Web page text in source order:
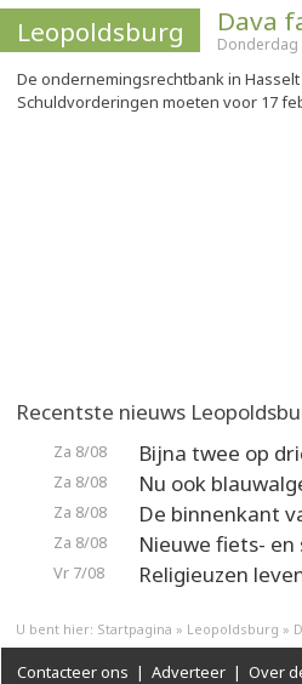
Leopoldsburg Dava
Donderdag
De ondernemingsrechtbank in
Schuldvorderingen moeten voor 17
Recentste nieuws
Za 8/08 Bijna twee op
Za 8/08 Nu ook
Za 8/08 De binnenkant
Za 8/08 Nieuwe fiets-
Vr 7/08 Religieuzen
U bent hier: Startpagina » Leopoldsburg »
Contacteer ons | Adverteer | Over